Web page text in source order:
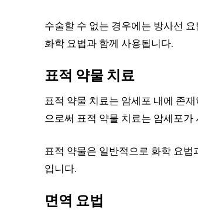
수술할 수 없는 경우에는 방사선
화학 요법과 함께 사용됩니다.
표적 약물 치료
표적 약물 치료는 암세포 내에 존
으로써 표적 약물 치료는 암세포가
표적 약물은 일반적으로 화학 요
입니다.
면역 요법